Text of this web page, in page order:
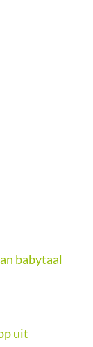
babytaal
uit